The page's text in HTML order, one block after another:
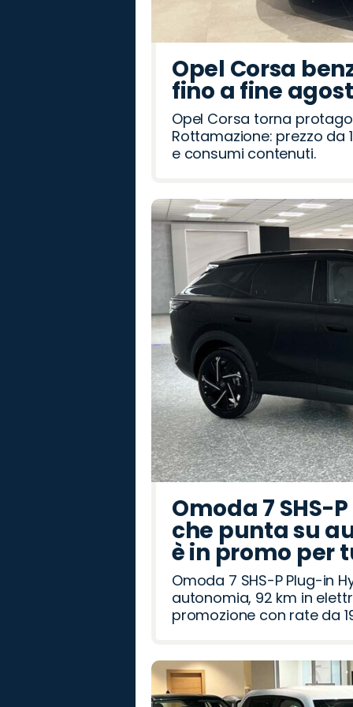
Opel Corsa
fino a fine
Opel Corsa torna
Rottamazione: prezzo da
e consumi contenuti.
Omoda 7 SHS-
che punta su
è in promo per
Omoda 7 SHS-P Plug-in
autonomia, 92 km in
promozione con rate da